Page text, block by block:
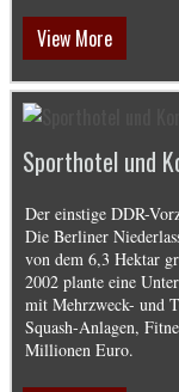
View More
Sporthotel und
Der einstige DDR-
Die Berliner
von dem 6,3 Hektar
2002 plante eine
mit Mehrzweck- und
Squash-Anlagen,
Millionen Euro.